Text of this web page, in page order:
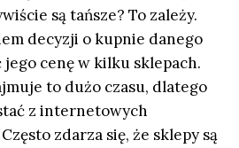
są tańsze? To zależy.
decyzji o kupnie danego
cenę w kilku sklepach.
to dużo czasu, dlatego
z internetowych
zdarza się, że sklepy są